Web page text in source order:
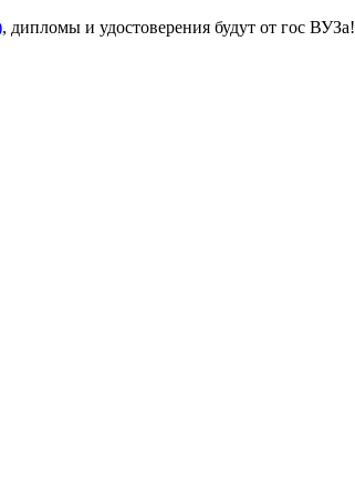
, дипломы и удостоверения будут от гос ВУЗа!